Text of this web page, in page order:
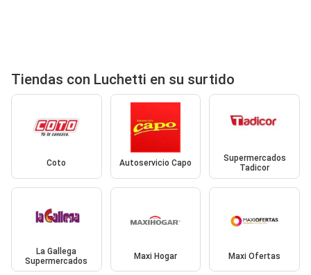
Tiendas con Luchetti en su surtido
Coto Autoservicio Capo
Supermercados
Tadicor
La Gallega
Supermercados
Maxi Hogar Maxi Ofertas